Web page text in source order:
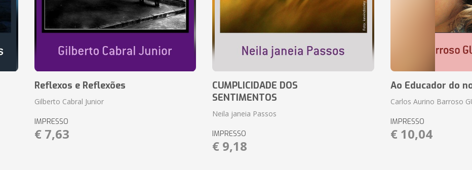
Reflexos e Reflexões
Gilberto Cabral Junior
IMPRESSO
€ 7,63
CUMPLICIDADE DOS
SENTIMENTOS
Neila janeia Passos
IMPRESSO
€ 9,18
Ao Educador do
Carlos Aurino Barroso
IMPRESSO
€ 10,04